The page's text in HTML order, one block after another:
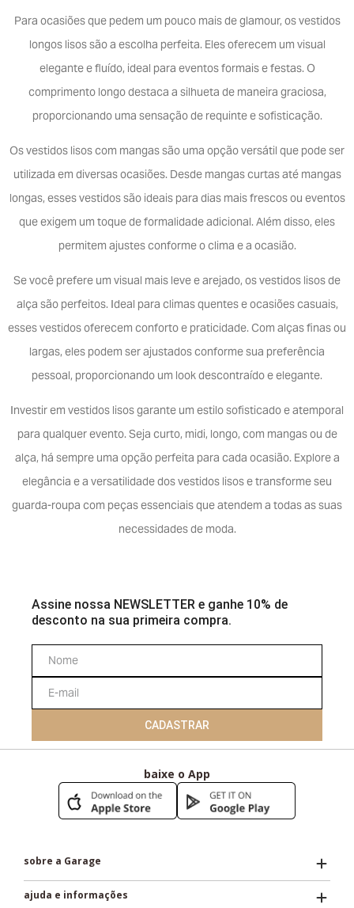
Para ocasiões que pedem um pouco mais de glamour, os vestidos
longos lisos são a escolha perfeita. Eles oferecem um visual
elegante e fluído, ideal para eventos formais e festas. O
comprimento longo destaca a silhueta de maneira graciosa,
proporcionando uma sensação de requinte e sofisticação.
Os vestidos lisos com mangas são uma opção versátil que pode ser
utilizada em diversas ocasiões. Desde mangas curtas até mangas
longas, esses vestidos são ideais para dias mais frescos ou eventos
que exigem um toque de formalidade adicional. Além disso, eles
permitem ajustes conforme o clima e a ocasião.
Se você prefere um visual mais leve e arejado, os vestidos lisos de
alça são perfeitos. Ideal para climas quentes e ocasiões casuais,
esses vestidos oferecem conforto e praticidade. Com alças finas ou
largas, eles podem ser ajustados conforme sua preferência
pessoal, proporcionando um look descontraído e elegante.
Investir em vestidos lisos garante um estilo sofisticado e atemporal
para qualquer evento. Seja curto, midi, longo, com mangas ou de
alça, há sempre uma opção perfeita para cada ocasião. Explore a
elegância e a versatilidade dos vestidos lisos e transforme seu
guarda-roupa com peças essenciais que atendem a todas as suas
necessidades de moda.
Assine nossa NEWSLETTER e ganhe 10% de
desconto na sua primeira compra.
CADASTRAR
baixe o App
sobre a Garage
ajuda e informações